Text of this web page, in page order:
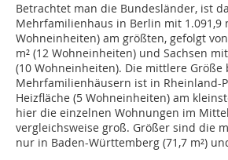
Betrachtet man die Bundesländer, ist
Mehrfamilienhaus in Berlin mit 1.091,9
Wohneinheiten) am größten, gefolgt
m² (12 Wohneinheiten) und Sachsen
(10 Wohneinheiten). Die mittlere Größe
Mehrfamilienhäusern ist in Rheinland-
Heizfläche (5 Wohneinheiten) am
hier die einzelnen Wohnungen im
vergleichsweise groß. Größer sind die
nur in Baden-Württemberg (71,7 m²)